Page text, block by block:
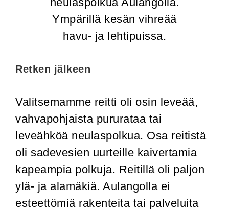
Retken jälkeen
Valitsemamme reitti oli osin leveää,
vahvapohjaista pururataa tai
leveähköä neulaspolkua. Osa reitistä
oli sadevesien uurteille kaivertamia
kapeampia polkuja. Reitillä oli paljon
ylä- ja alamäkiä. Aulangolla ei
esteettömiä rakenteita tai palveluita